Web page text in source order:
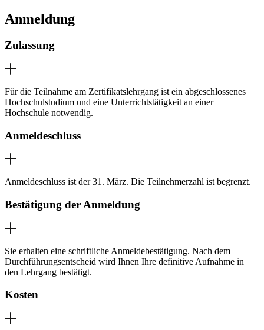
Anmeldung
Zulassung
Für die Teilnahme am Zertifikatslehrgang ist ein abgeschlossenes
Hochschulstudium und eine Unterrichtstätigkeit an einer
Hochschule notwendig.
Anmeldeschluss
Anmeldeschluss ist der 31. März. Die Teilnehmerzahl ist begrenzt.
Bestätigung der Anmeldung
Sie erhalten eine schriftliche Anmeldebestätigung. Nach dem
Durchführungsentscheid wird Ihnen Ihre definitive Aufnahme in
den Lehrgang bestätigt.
Kosten